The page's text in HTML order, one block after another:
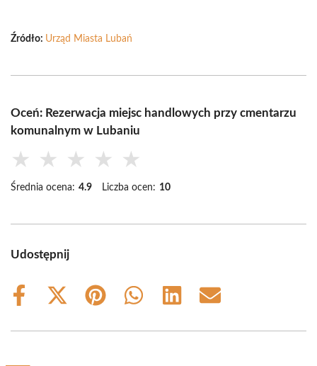
Źródło: Urząd Miasta Lubań
Oceń: Rezerwacja miejsc handlowych przy cmentarzu
komunalnym w Lubaniu
★ ★ ★ ★ ★
Średnia ocena: 4.9 Liczba ocen: 10
Udostępnij
Share
Share
(Twitter)
Share
Share
Share
Share